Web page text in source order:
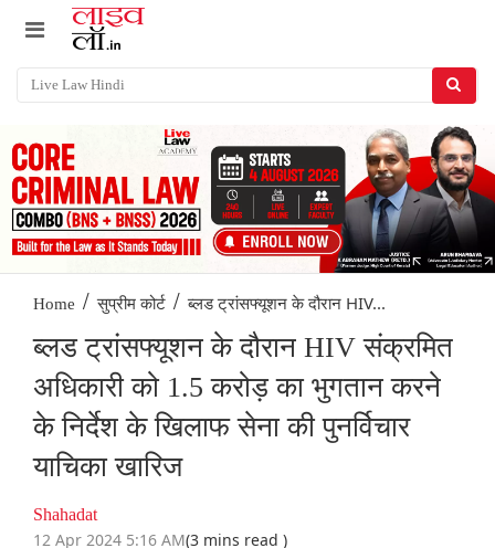
Home / सुप्रीम कोर्ट / ब्लड ट्रांसफ्यूशन के दौरान HIV...
ब्लड ट्रांसफ्यूशन के दौरान HIV संक्रमित
अधिकारी को 1.5 करोड़ का भुगतान करने
के निर्देश के खिलाफ सेना की पुनर्विचार
याचिका खारिज
Shahadat
12 Apr 2024 5:16 AM(3 mins read )